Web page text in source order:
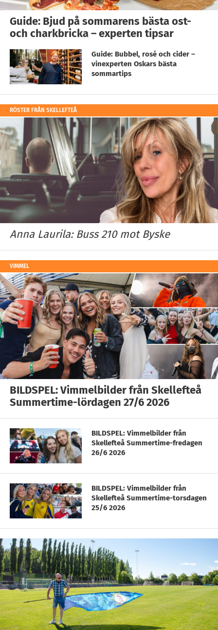
Guide: Bjud på sommarens bästa ost-
och charkbricka – experten tipsar
Guide: Bubbel, rosé och cider –
vinexperten Oskars bästa
sommartips
RÖSTER FRÅN SKELLEFTEÅ
Anna Laurila: Buss 210 mot Byske
VIMMEL
BILDSPEL: Vimmelbilder från Skellefteå
Summertime-lördagen 27/6 2026
BILDSPEL: Vimmelbilder från
Skellefteå Summertime-fredagen
26/6 2026
BILDSPEL: Vimmelbilder från
Skellefteå Summertime-torsdagen
25/6 2026